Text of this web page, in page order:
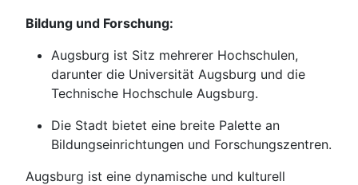
Bildung und Forschung:
Augsburg ist Sitz mehrerer Hochschulen,
darunter die Universität Augsburg und die
Technische Hochschule Augsburg.
Die Stadt bietet eine breite Palette an
Bildungseinrichtungen und Forschungszentren.
Augsburg ist eine dynamische und kulturell